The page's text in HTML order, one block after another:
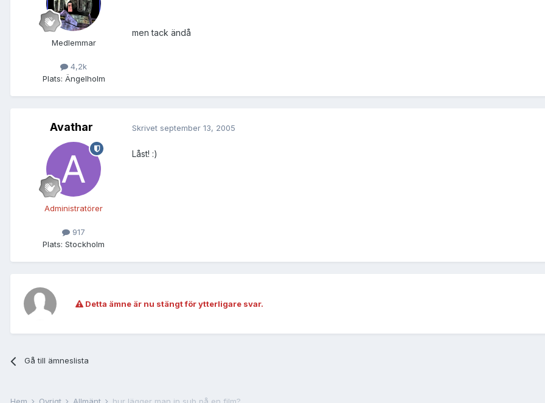
Medlemmar
4,2k
Plats: Ängelholm
men tack ändå
Avathar
Administratörer
917
Plats: Stockholm
Skrivet september 13, 2005
Låst! :)
Detta ämne är nu stängt för ytterligare svar.
Gå till ämneslista